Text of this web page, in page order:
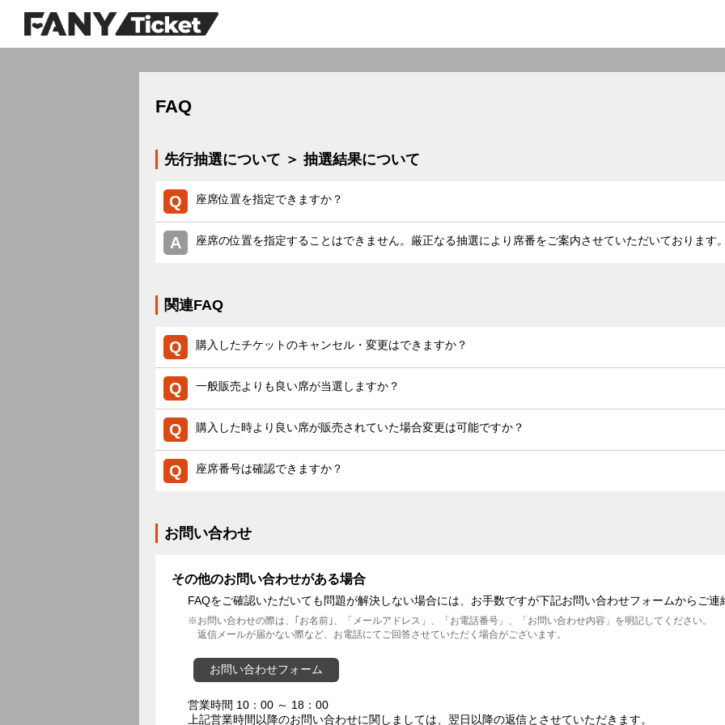
FAQ
先行抽選について ＞ 抽選結果について
座席位置を指定できますか？
座席の位置を指定することはできません。厳正なる抽選により席番をご案内させていただいております
関連FAQ
購入したチケットのキャンセル・変更はできますか？
一般販売よりも良い席が当選しますか？
購入した時より良い席が販売されていた場合変更は可能ですか？
座席番号は確認できますか？
お問い合わせ
その他のお問い合わせがある場合
FAQをご確認いただいても問題が解決しない場合には、お手数ですが下記お問い合わせフォームからご連
お問い合わせの際は、｢お名前｣、「メールアドレス」、「お電話番号」、「お問い合わせ内容」を明記してください。
返信メールが届かない際など、お電話にてご回答させていただく場合がございます。
お問い合わせフォーム
営業時間 10：00 ～ 18：00
上記営業時間以降のお問い合わせに関しましては、翌日以降の返信とさせていただきます。